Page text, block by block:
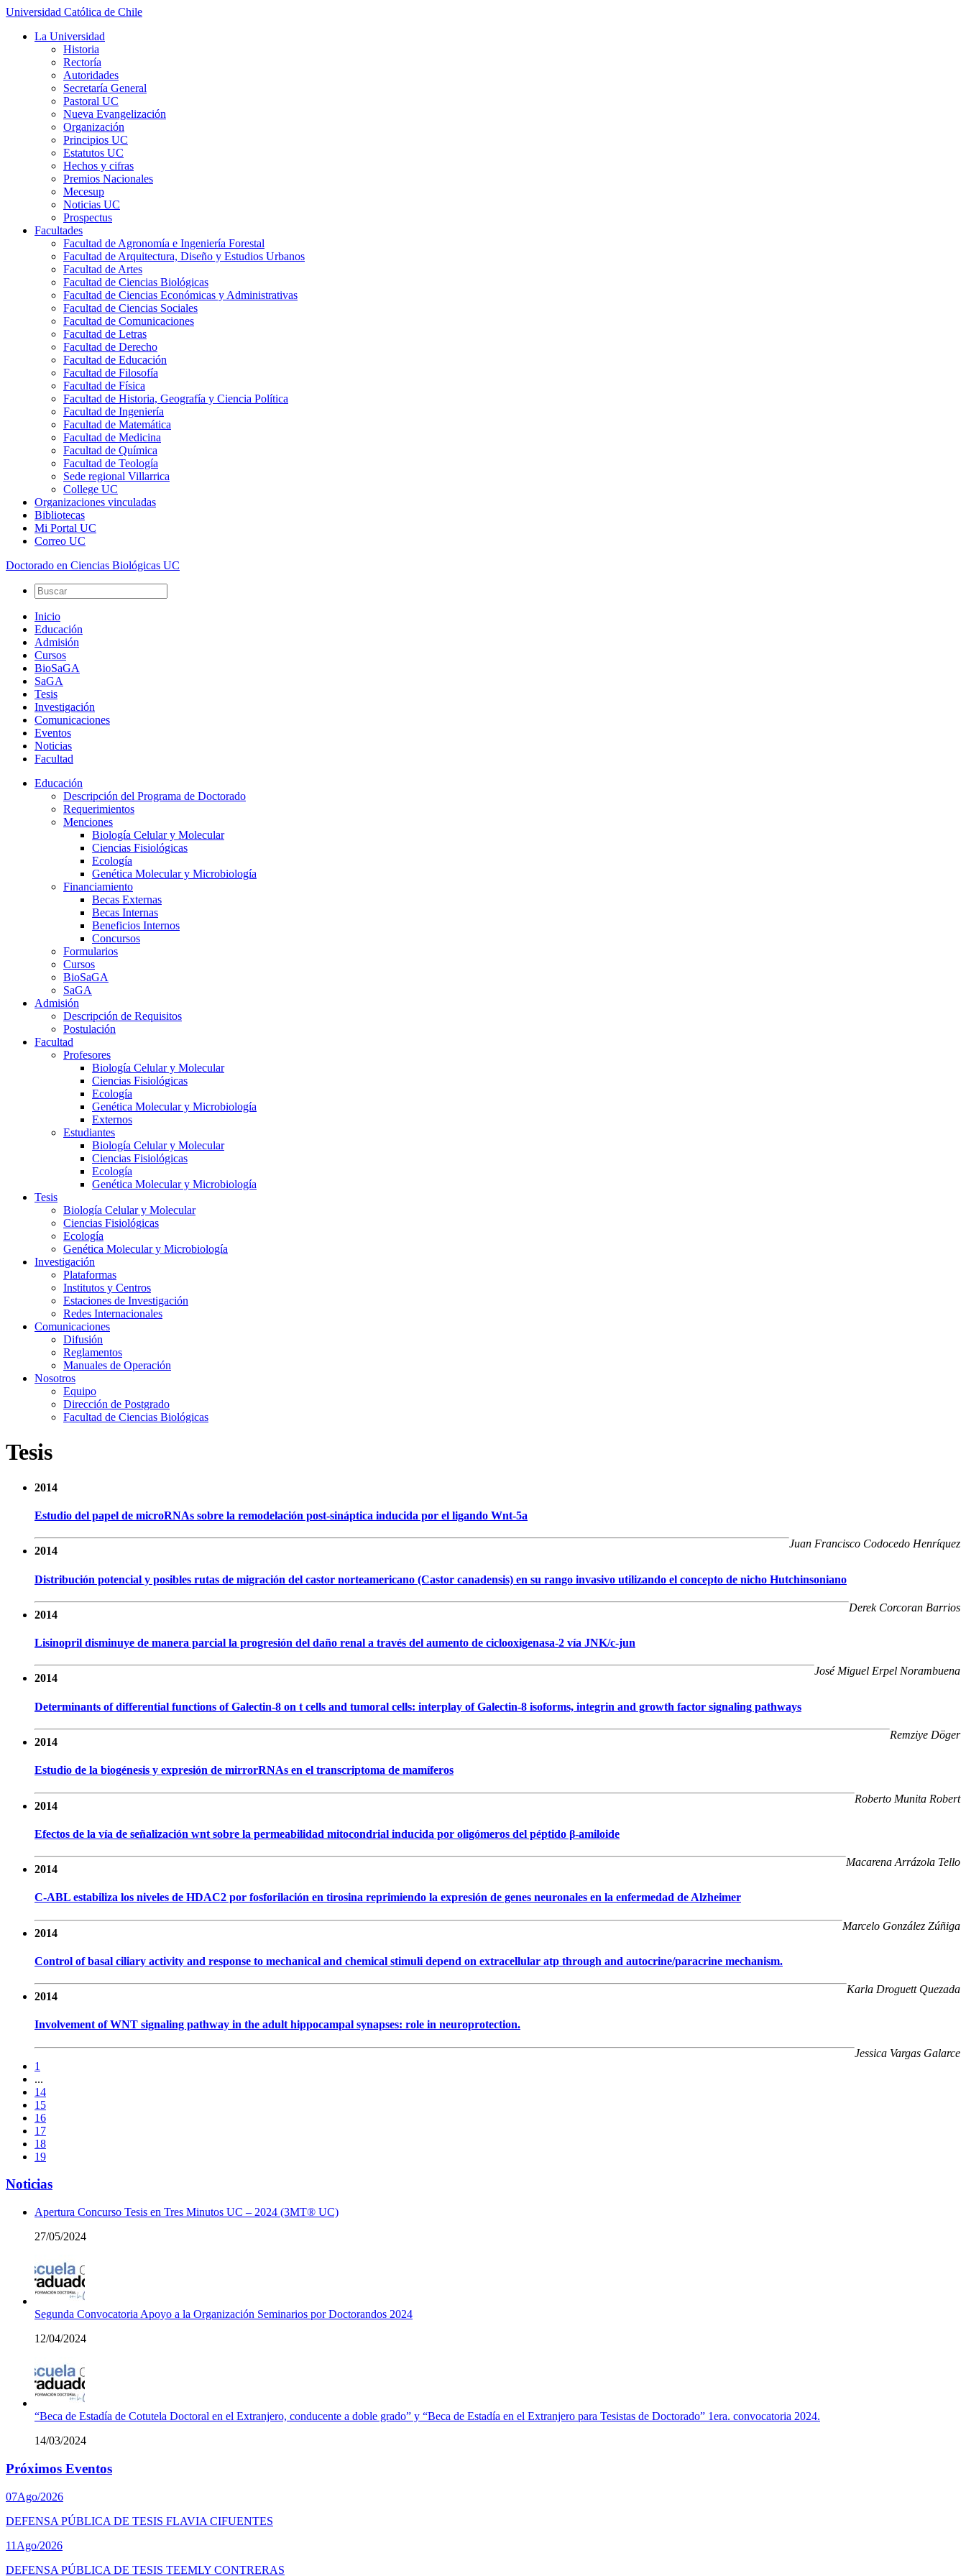
Universidad Católica de Chile
La Universidad
Historia
Rectoría
Autoridades
Secretaría General
Pastoral UC
Nueva Evangelización
Organización
Principios UC
Estatutos UC
Hechos y cifras
Premios Nacionales
Mecesup
Noticias UC
Prospectus
Facultades
Facultad de Agronomía e Ingeniería Forestal
Facultad de Arquitectura, Diseño y Estudios Urbanos
Facultad de Artes
Facultad de Ciencias Biológicas
Facultad de Ciencias Económicas y Administrativas
Facultad de Ciencias Sociales
Facultad de Comunicaciones
Facultad de Letras
Facultad de Derecho
Facultad de Educación
Facultad de Filosofía
Facultad de Física
Facultad de Historia, Geografía y Ciencia Política
Facultad de Ingeniería
Facultad de Matemática
Facultad de Medicina
Facultad de Química
Facultad de Teología
Sede regional Villarrica
College UC
Organizaciones vinculadas
Bibliotecas
Mi Portal UC
Correo UC
Doctorado en Ciencias Biológicas UC
Inicio
Educación
Admisión
Cursos
BioSaGA
SaGA
Tesis
Investigación
Comunicaciones
Eventos
Noticias
Facultad
Educación
Descripción del Programa de Doctorado
Requerimientos
Menciones
Biología Celular y Molecular
Ciencias Fisiológicas
Ecología
Genética Molecular y Microbiología
Financiamiento
Becas Externas
Becas Internas
Beneficios Internos
Concursos
Formularios
Cursos
BioSaGA
SaGA
Admisión
Descripción de Requisitos
Postulación
Facultad
Profesores
Biología Celular y Molecular
Ciencias Fisiológicas
Ecología
Genética Molecular y Microbiología
Externos
Estudiantes
Biología Celular y Molecular
Ciencias Fisiológicas
Ecología
Genética Molecular y Microbiología
Tesis
Biología Celular y Molecular
Ciencias Fisiológicas
Ecología
Genética Molecular y Microbiología
Investigación
Plataformas
Institutos y Centros
Estaciones de Investigación
Redes Internacionales
Comunicaciones
Difusión
Reglamentos
Manuales de Operación
Nosotros
Equipo
Dirección de Postgrado
Facultad de Ciencias Biológicas
Tesis
2014
Estudio del papel de microRNAs sobre la remodelación post-sináptica inducida por el ligando Wnt-5a
Juan Francisco Codocedo Henríquez
2014
Distribución potencial y posibles rutas de migración del castor norteamericano (Castor canadensis) en su rango invasivo utilizando el concepto de nicho Hutchinsoniano
Derek Corcoran Barrios
2014
Lisinopril disminuye de manera parcial la progresión del daño renal a través del aumento de ciclooxigenasa-2 vía JNK/c-jun
José Miguel Erpel Norambuena
2014
Determinants of differential functions of Galectin-8 on t cells and tumoral cells: interplay of Galectin-8 isoforms, integrin and growth factor signaling pathways
Remziye Döger
2014
Estudio de la biogénesis y expresión de mirrorRNAs en el transcriptoma de mamíferos
Roberto Munita Robert
2014
Efectos de la vía de señalización wnt sobre la permeabilidad mitocondrial inducida por oligómeros del péptido β-amiloide
Macarena Arrázola Tello
2014
C-ABL estabiliza los niveles de HDAC2 por fosforilación en tirosina reprimiendo la expresión de genes neuronales en la enfermedad de Alzheimer
Marcelo González Zúñiga
2014
Control of basal ciliary activity and response to mechanical and chemical stimuli depend on extracellular atp through and autocrine/paracrine mechanism.
Karla Droguett Quezada
2014
Involvement of WNT signaling pathway in the adult hippocampal synapses: role in neuroprotection.
Jessica Vargas Galarce
1
...
14
15
16
17
18
19
Noticias
Apertura Concurso Tesis en Tres Minutos UC – 2024 (3MT® UC)
27/05/2024
Segunda Convocatoria Apoyo a la Organización Seminarios por Doctorandos 2024
12/04/2024
“Beca de Estadía de Cotutela Doctoral en el Extranjero, conducente a doble grado” y “Beca de Estadía en el Extranjero para Tesistas de Doctorado” 1era. convocatoria 2024.
14/03/2024
Próximos Eventos
07Ago/2026
DEFENSA PÚBLICA DE TESIS FLAVIA CIFUENTES
11 Ago/2026
DEFENSA PÚBLICA DE TESIS TEEMLY CONTRERAS